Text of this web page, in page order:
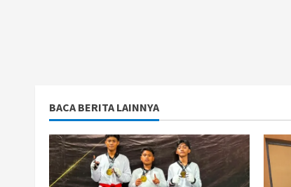
BACA BERITA LAINNYA